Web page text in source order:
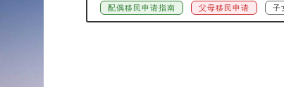
配偶移民申请指南 父母移民申请 子